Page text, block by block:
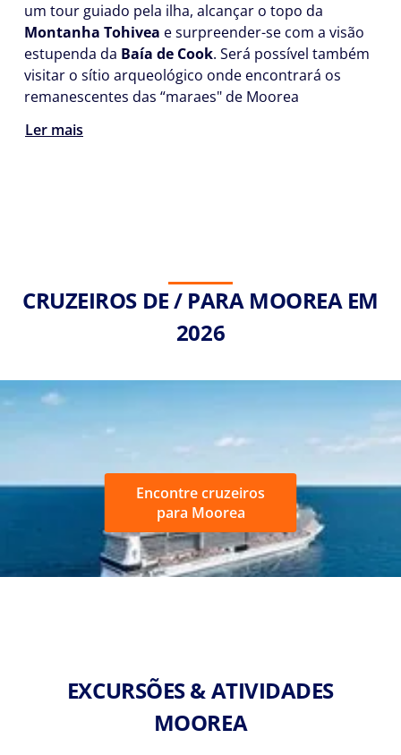
um tour guiado pela ilha, alcançar o topo da
Montanha Tohivea e surpreender-se com a visão
estupenda da Baía de Cook. Será possível também
visitar o sítio arqueológico onde encontrará os
remanescentes das “maraes" de Moorea
Ler mais
CRUZEIROS DE / PARA MOOREA EM
2026
Encontre cruzeiros
para Moorea
EXCURSÕES & ATIVIDADES
MOOREA